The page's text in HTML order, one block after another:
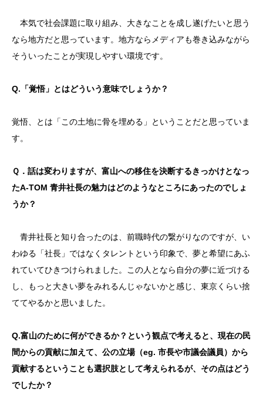
本気で社会課題に取り組み、大きなことを成し遂げたいと思う
なら地方だと思っています。地方ならメディアも巻き込みながら
そういったことが実現しやすい環境です。
Q.「覚悟」とはどういう意味でしょうか？
覚悟、とは「この土地に骨を埋める」ということだと思っていま
す。
Ｑ．話は変わりますが、富山への移住を決断するきっかけとなっ
たA-TOM 青井社長の魅力はどのようなところにあったのでしょ
うか？
青井社長と知り合ったのは、前職時代の繋がりなのですが、い
わゆる「社長」ではなくタレントという印象で、夢と希望にあふ
れていてひきつけられました。この人となら自分の夢に近づける
し、もっと大きい夢をみれるんじゃないかと感じ、東京くらい捨
ててやるかと思いました。
Q.富山のために何ができるか？という観点で考えると、現在の民
間からの貢献に加えて、公の立場（eg. 市長や市議会議員）から
貢献するということも選択肢として考えられるが、その点はどう
でしたか？